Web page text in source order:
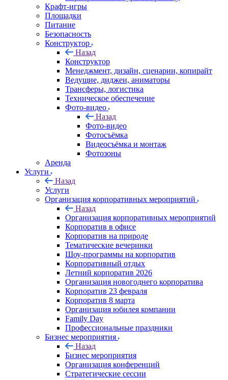
Крафт-игры
Площадки
Питание
Безопасность
Конструктор
Назад
Конструктор
Менеджмент, дизайн, сценарии, копирайт
Ведущие, диджеи, аниматоры
Трансферы, логистика
Техническое обеспечение
Фото-видео
Назад
Фото-видео
Фотосъёмка
Видеосъёмка и монтаж
Фотозоны
Аренда
Услуги
Назад
Услуги
Организация корпоративных мероприятий
Назад
Организация корпоративных мероприятий
Корпоратив в офисе
Корпоратив на природе
Тематические вечеринки
Шоу-программы на корпоратив
Корпоративный отдых
Летний корпоратив 2026
Организация новогоднего корпоратива
Корпоратив 23 февраля
Корпоратив 8 марта
Организация юбилея компании
Family Day
Профессиональные праздники
Бизнес мероприятия
Назад
Бизнес мероприятия
Организация конференций
Стратегические сессии